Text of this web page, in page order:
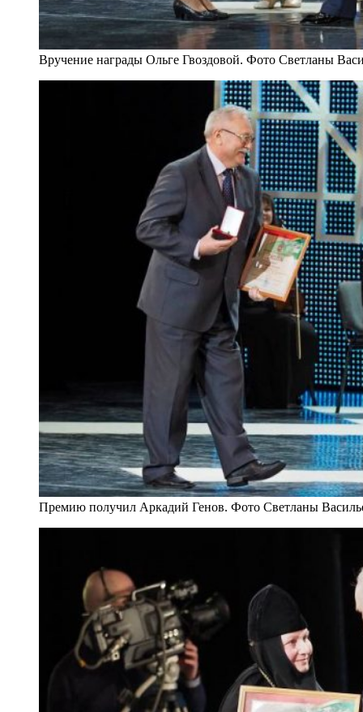
Вручение награды Ольге Гвоздовой. Фото Светланы
Премию получил Аркадий Генов. Фото Светланы